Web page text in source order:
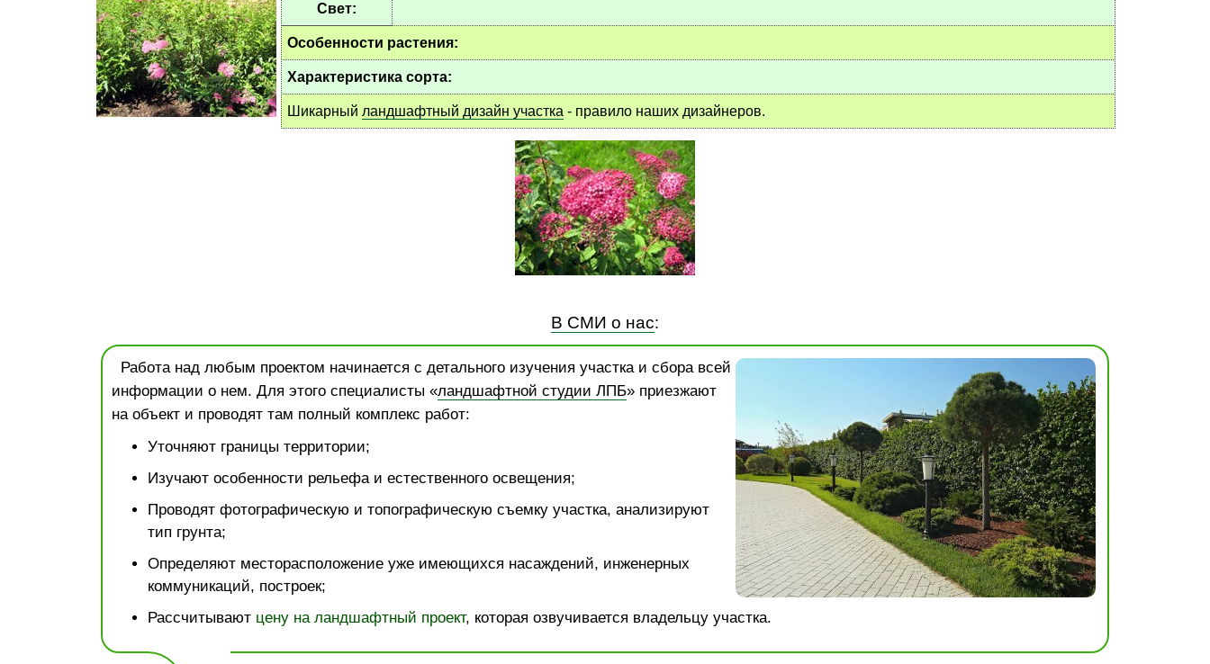
Свет:
Особенности растения:
Характеристика сорта:
Шикарный ландшафтный дизайн участка - правило наших дизайнеров.
В СМИ о нас:
Работа над любым проектом начинается с детального изучения участка и сбора всей
информации о нем. Для этого специалисты «ландшафтной студии ЛПБ» приезжают
на объект и проводят там полный комплекс работ:
Уточняют границы территории;
Изучают особенности рельефа и естественного освещения;
Проводят фотографическую и топографическую съемку участка, анализируют
тип грунта;
Определяют месторасположение уже имеющихся насаждений, инженерных
коммуникаций, построек;
Рассчитывают цену на ландшафтный проект, которая озвучивается владельцу участка.